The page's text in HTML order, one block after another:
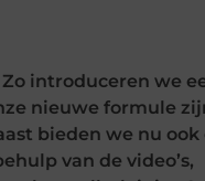
introduceren we
nieuwe formule
bieden we nu ook
van de video’s,